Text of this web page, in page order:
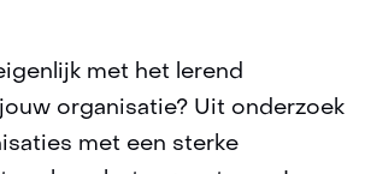
met het lerend
organisatie? Uit onderzoek
met een sterke